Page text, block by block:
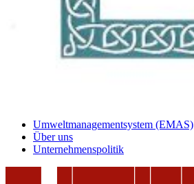
Umweltmanagementsystem (EMAS)
Über uns
Unternehmenspolitik